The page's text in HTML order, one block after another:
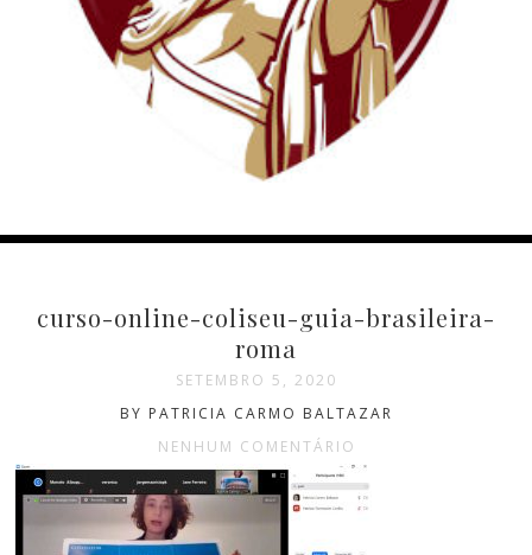
curso-online-coliseu-guia-brasileira-
roma
SETEMBRO 5, 2020
BY PATRICIA CARMO BALTAZAR
NENHUM COMENTÁRIO